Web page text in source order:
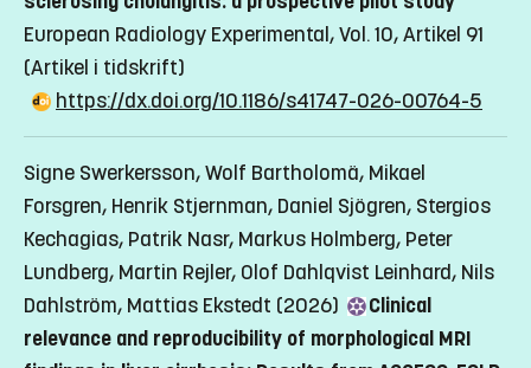
European Radiology Experimental, Vol. 10, Artikel 91
(Artikel i tidskrift)
https://dx.doi.org/10.1186/s41747-026-00764-5
Signe Swerkersson, Wolf Bartholomä, Mikael
Forsgren, Henrik Stjernman, Daniel Sjögren, Stergios
Kechagias, Patrik Nasr, Markus Holmberg, Peter
Lundberg, Martin Rejler, Olof Dahlqvist Leinhard, Nils
Dahlström, Mattias Ekstedt (2026)
Clinical
relevance and reproducibility of morphological MRI